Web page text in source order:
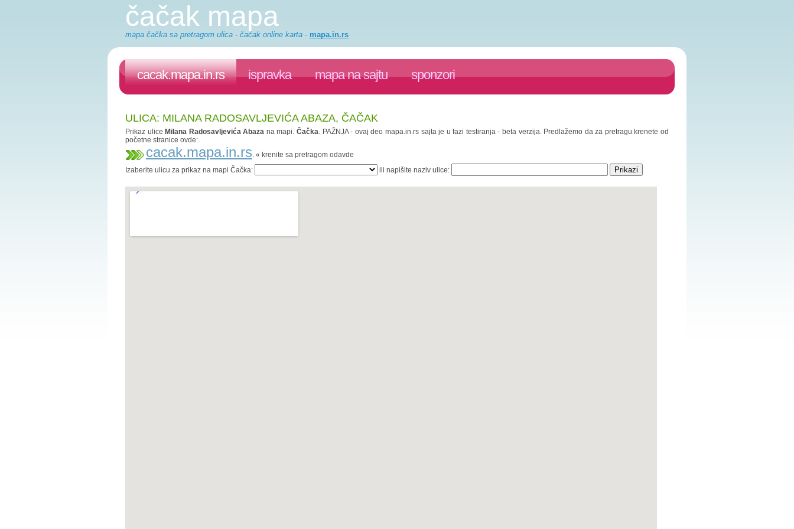
čačak mapa
mapa čačka sa pretragom ulica - čačak online karta - mapa.in.rs
cacak.mapa.in.rs ispravka mapa na sajtu sponzori
ULICA: MILANA RADOSAVLJEVIĆA ABAZA, ČAČAK
Prikaz ulice Milana Radosavljevića Abaza na mapi.Čačka. PAŽNJA - ovaj deo mapa.in.rs sajta je u fazi testiranja - beta verzija. Predlažemo da za pretragu krenete od
početne stranice ovde:
cacak.mapa.in.rs. « krenite sa pretragom odavde
Izaberite ulicu za prikaz na mapi Čačka:
ili napišite naziv ulice: